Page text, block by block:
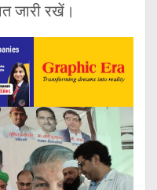
जारी रखें।